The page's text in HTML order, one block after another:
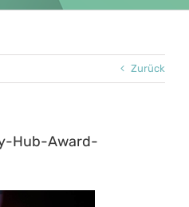
Zurück
Hub-Award-